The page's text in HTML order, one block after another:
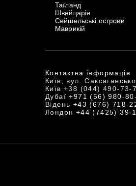
Таїланд
Швейцарія
Сейшельські острови
Маврикій
Контактна інформація
Київ, вул.
Київ +38 (044) 490-73-
Дубаї+971 (56) 980-
Відень +43 (676) 718-
Лондон +44 (7425) 39-